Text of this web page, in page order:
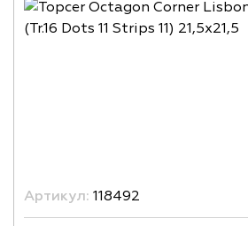
Артикул: 118492